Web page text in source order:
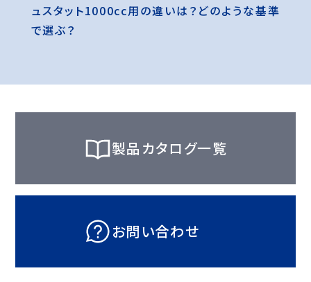
ュスタット1000cc用の違いは？どのような基準
で選ぶ？
製品カタログ一覧
お問い合わせ